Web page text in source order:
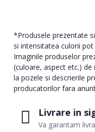
Livrare in
Va garantam
*Produsele prezentate
si intensitatea culorii
Imaginile produselor
(culoare, aspect etc.)
la pozele si descrierile
producatorilor fara